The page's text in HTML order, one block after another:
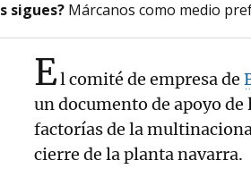
sigues? Márcanos como medio
El comité de empresa de
un documento de apoyo
factorías de la
cierre de la planta navarra.